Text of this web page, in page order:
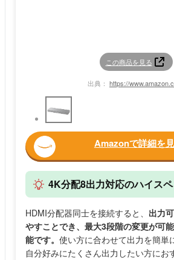
この商品を見る
出典： https://
Amazonで詳細を
4K分配8出力対応のハイス
HDMI分配器同士を接続すると、 出力
やすことでき、最大3段階の変更が可
能です。 使い方に合わせて出力を簡単
自分好みにたくさん出力したい方にお